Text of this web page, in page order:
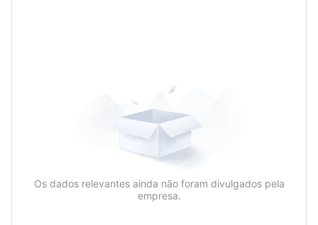
Os dados relevantes ainda não foram divulgados pela
empresa.